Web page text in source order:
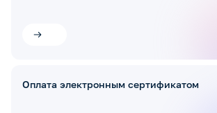
Оплата электронным сертификатом